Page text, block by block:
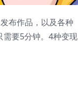
布作品，以及各种
需要5分钟。4种变现